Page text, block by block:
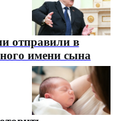
отправили в
имени сына